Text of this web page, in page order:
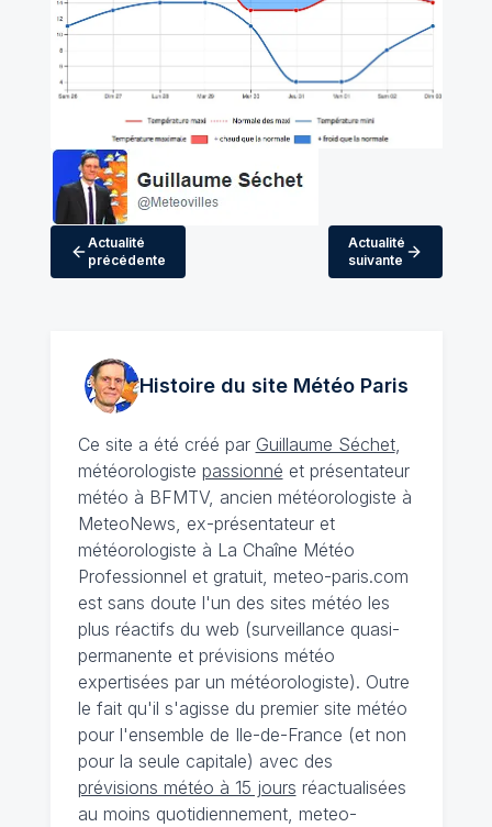
Actualité
précédente
Actualité
suivante
Histoire du site MétéoParis
Ce site a été créé par Guillaume Séchet,
météorologiste passionné et présentateur
météo à BFMTV, ancien météorologiste à
MeteoNews, ex-présentateur et
météorologiste à La Chaîne Météo
Professionnel et gratuit, meteo-paris.com
est sans doute l'un des sites météo les
plus réactifs du web (surveillance quasi-
permanente et prévisions météo
expertisées par un météorologiste). Outre
le fait qu'il s'agisse du premier site météo
pour l'ensemble de Ile-de-France (et non
pour la seule capitale) avec des
prévisions météo à 15 jours réactualisées
au moins quotidiennement, meteo-